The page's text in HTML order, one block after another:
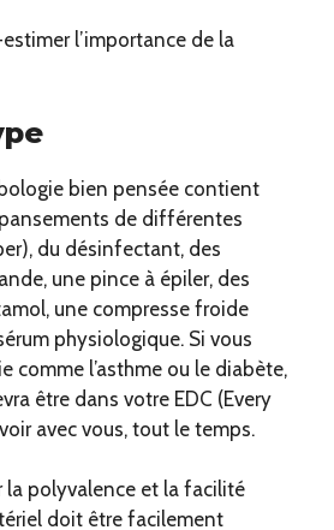
l’importance de la
bien pensée contient
de différentes
du désinfectant, des
une pince à épiler, des
une compresse froide
physiologique. Si vous
comme l’asthme ou le diabète,
être dans votre EDC (Every
avec vous, tout le temps.
la polyvalence et la facilité
doit être facilement